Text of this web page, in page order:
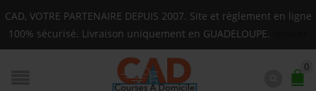
: Mardi, Jeudi, Samedi (Basse-terre uniquement le
0
CAD, VOTRE PARTENAIRE DEPUIS 2007. Site et règlement en ligne
100% sécurisé. Livraison uniquement en GUADELOUPE.